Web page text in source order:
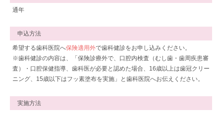
通年
申込方法
希望する歯科医院へ保険適用外で歯科健診をお申し込みください。
※歯科健診の内容は、「保険診療外で、口腔内検査（むし歯・歯周疾患審
査）・口腔保健指導、歯科医が必要と認めた場合、16歳以上は歯冠クリー
ニング、15歳以下はフッ素塗布を実施」と歯科医院へお伝えください。
実施方法